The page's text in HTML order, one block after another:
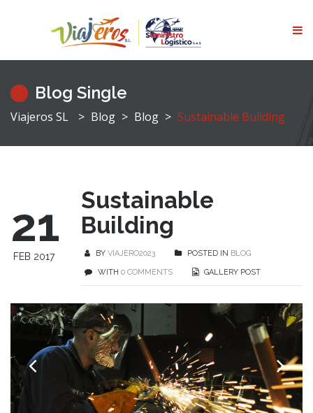
Blog Single
Viajeros SL > Blog > Blog > Sustainable Building
21
FEB 2017
Sustainable
Building
BY VIAJERO2023 POSTED IN BLOG
WITH 0 COMMENTS GALLERY POST